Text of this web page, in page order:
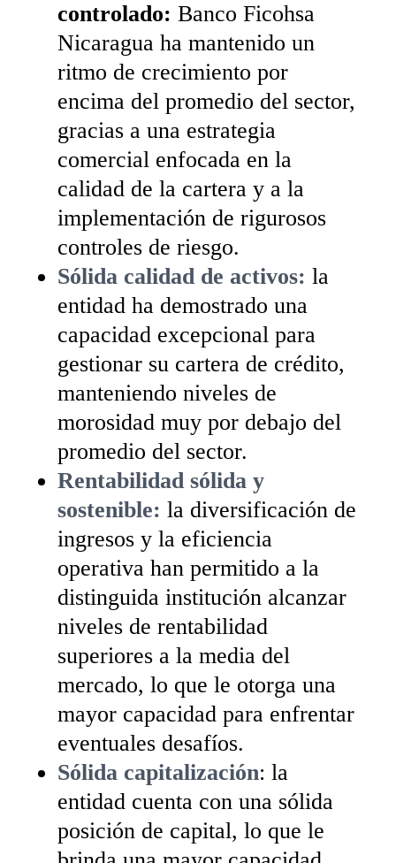
controlado: Banco Ficohsa
Nicaragua ha mantenido un
ritmo de crecimiento por
encima del promedio del sector,
gracias a una estrategia
comercial enfocada en la
calidad de la cartera y a la
implementación de rigurosos
controles de riesgo.
Sólida calidad de activos: la
entidad ha demostrado una
capacidad excepcional para
gestionar su cartera de crédito,
manteniendo niveles de
morosidad muy por debajo del
promedio del sector.
Rentabilidad sólida y
sostenible: la diversificación de
ingresos y la eficiencia
operativa han permitido a la
distinguida institución alcanzar
niveles de rentabilidad
superiores a la media del
mercado, lo que le otorga una
mayor capacidad para enfrentar
eventuales desafíos.
Sólida capitalización: la
entidad cuenta con una sólida
posición de capital, lo que le